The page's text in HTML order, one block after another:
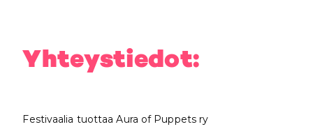
Yhteystiedot:
Festivaalia tuottaa Aura of Puppets ry